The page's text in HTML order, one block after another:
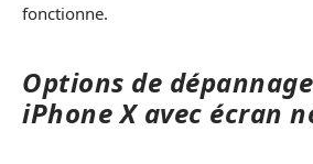
fonctionne.
Options de
iPhone X avec écran